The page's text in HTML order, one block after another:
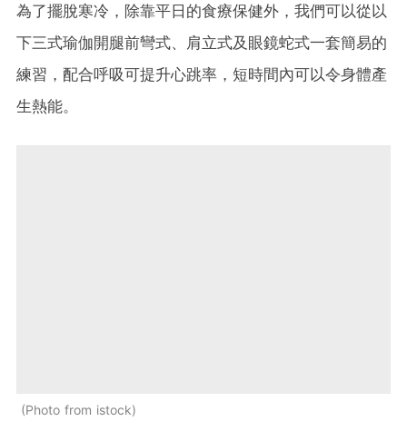
為了擺脫寒冷，除靠平日的食療保健外，我們可以從以
下三式瑜伽開腿前彎式、肩立式及眼鏡蛇式一套簡易的
練習，配合呼吸可提升心跳率，短時間內可以令身體產
生熱能。
Photo from istock